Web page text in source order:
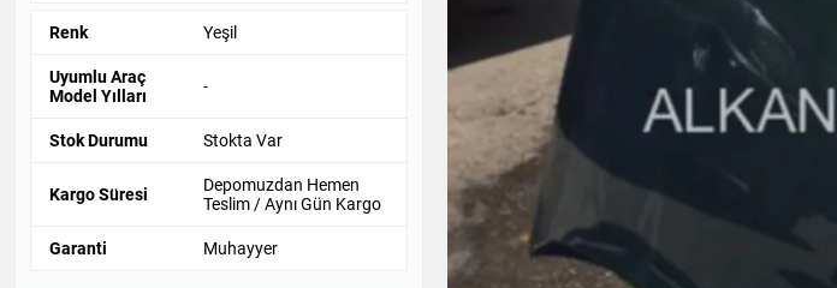
Renk Yeşil
Uyumlu Araç
Model Yılları
-
Stok Durumu Stokta Var
Kargo Süresi
Depomuzdan Hemen
Teslim / Aynı Gün Kargo
Garanti Muhayyer